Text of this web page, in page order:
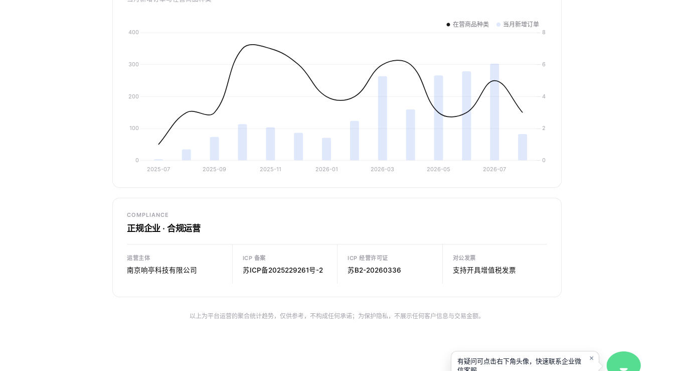
COMPLIANCE
正规企业 · 合规运营
运营主体
南京响亭科技有限公司
ICP 备案
苏ICP备2025229261号-2
ICP 经营许可证
苏B2-20260336
对公发票
支持开具增值税发票
以上为平台运营的聚合统计趋势，仅供参考，不构成任何承诺；为保护隐私，不展示任何客户信息与交易金额。
有疑问可点击右下角头像，快速联系企业微
×